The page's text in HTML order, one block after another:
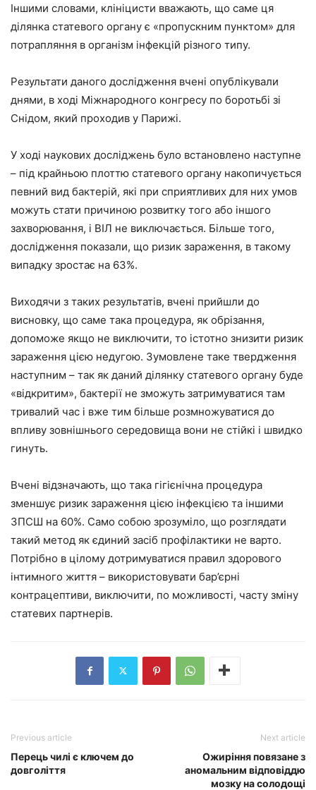
Іншими словами, клініцисти вважають, що саме ця
ділянка статевого органу є «пропускним пунктом» для
потрапляння в організм інфекцій різного типу.
Результати даного дослідження вчені опублікували
днями, в ході Міжнародного конгресу по боротьбі зі
Снідом, який проходив у Парижі.
У ході наукових досліджень було встановлено наступне
– під крайньою плоттю статевого органу накопичується
певний вид бактерій, які при сприятливих для них умов
можуть стати причиною розвитку того або іншого
захворювання, і ВІЛ не виключається. Більше того,
дослідження показали, що ризик зараження, в такому
випадку зростає на 63%.
Виходячи з таких результатів, вчені прийшли до
висновку, що саме така процедура, як обрізання,
допоможе якщо не виключити, то істотно знизити ризик
зараження цією недугою. Зумовлене таке твердження
наступним – так як даний ділянку статевого органу буде
«відкритим», бактерії не зможуть затримуватися там
тривалий час і вже тим більше розмножуватися до
впливу зовнішнього середовища вони не стійкі і швидко
гинуть.
Вчені відзначають, що така гігієнічна процедура
зменшує ризик зараження цією інфекцією та іншими
ЗПСШ на 60%. Само собою зрозуміло, що розглядати
такий метод як єдиний засіб профілактики не варто.
Потрібно в цілому дотримуватися правил здорового
інтимного життя – використовувати бар’єрні
контрацептиви, виключити, по можливості, часту зміну
статевих партнерів.
Previous article
Перець чилі є ключем до
довголіття
Next article
Ожиріння повязане з
аномальним відповіддю
мозку на солодощі